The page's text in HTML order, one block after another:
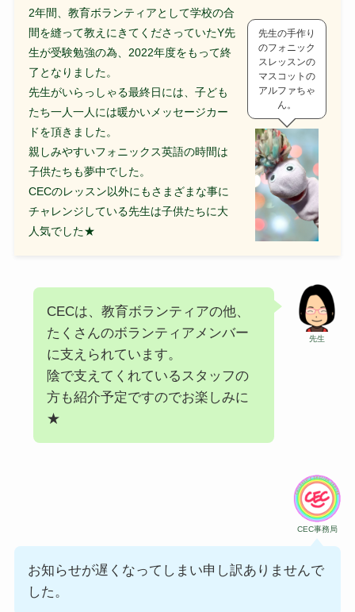
2年間、教育ボランティアとして学校の合
間を縫って教えにきてくださっていたY先
生が受験勉強の為、2022年度をもって終
了となりました。
先生がいらっしゃる最終日には、子ども
たち一人一人には暖かいメッセージカー
ドを頂きました。
親しみやすいフォニックス英語の時間は
子供たちも夢中でした。
CECのレッスン以外にもさまざまな事に
チャレンジしている先生は子供たちに大
人気でした★
先生の手作り
のフォニック
スレッスンの
マスコットの
アルファちゃ
ん。
先生
CECは、教育ボランティアの他、
たくさんのボランティアメンバー
に支えられています。
陰で支えてくれているスタッフの
方も紹介予定ですのでお楽しみに
★
CEC事務局
お知らせが遅くなってしまい申し訳ありませんで
した。